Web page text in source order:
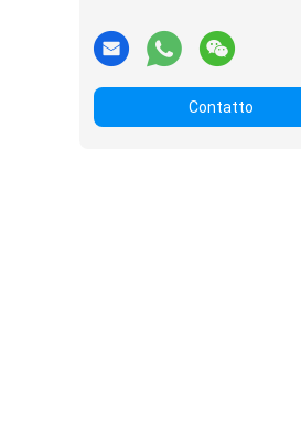
Contatto